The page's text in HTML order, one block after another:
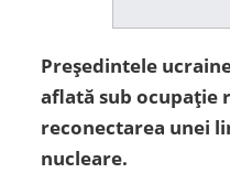
Președintele
aflată sub ocupație
reconectarea unei
nucleare.